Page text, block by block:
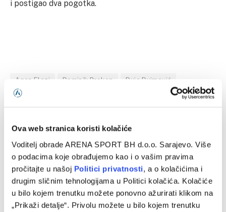
Ova web stranica koristi kolačiće
Voditelj obrade ARENA SPORT BH d.o.o. Sarajevo. Više
o podacima koje obrađujemo kao i o vašim pravima
pročitajte u našoj Politici privatnosti, a o kolačićima i
drugim sličnim tehnologijama u Politici kolačića. Kolačiće
u bilo kojem trenutku možete ponovno ažurirati klikom na
„Prikaži detalje“. Privolu možete u bilo kojem trenutku
i postigao dva pogotka.
Agon Elezi Dominik Prokop Duje Dujmović
Enes Alić Jurich Carolina
Mihael Kuprešak Nino Stojanović
FacebookTwitter PinterestLinkedInTumblrWhatsApp
Email
Link
PRETHODNI ČLANAK SLJEDEĆI ČLANAK